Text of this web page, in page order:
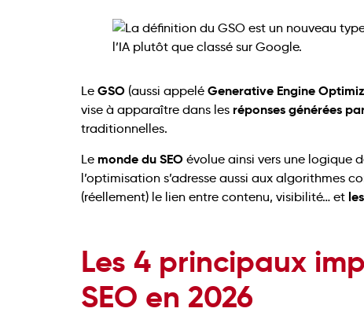
Le GSO (aussi appelé Generative Engine
vise à apparaître dans les réponses générées
traditionnelles.
Le monde du SEO évolue ainsi vers une logique
l’optimisation s’adresse aussi aux algorithmes
(réellement) le lien entre contenu, visibilité… et
Les 4 principaux
SEO en 2026